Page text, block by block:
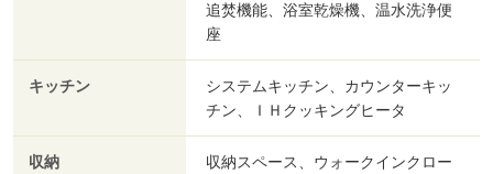
追焚機能、浴室乾燥機、温水洗浄便
座
キッチン
システムキッチン、カウンターキッ
チン、ＩＨクッキングヒータ
収納
収納スペース、ウォークインクロー